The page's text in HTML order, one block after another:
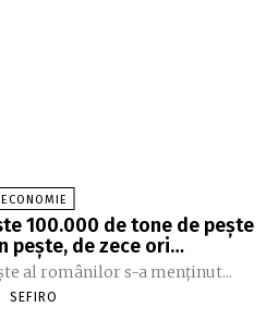
ECONOMIE
100.000 de tone de peşte
peşte, de zece ori…
al ro­mâ­nilor s-a menţinut...
SEFIRO